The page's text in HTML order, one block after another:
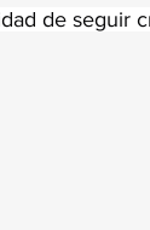
de seguir